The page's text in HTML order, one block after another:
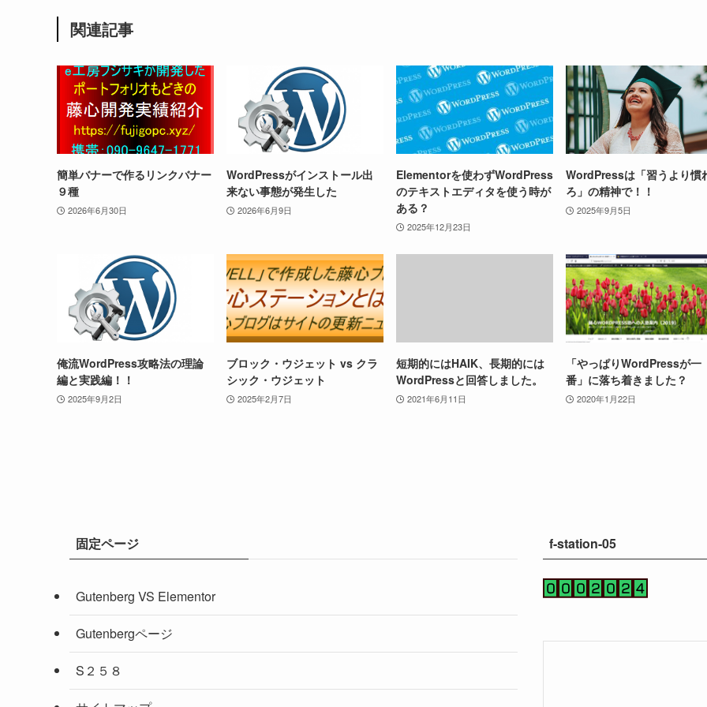
関連記事
簡単バナーで作るリンクバナー
９種
2026年6月30日
WordPressがインストール出
来ない事態が発生した
2026年6月9日
Elementorを使わずWordPress
のテキストエディタを使う時が
ある？
2025年12月23日
WordPressは「習うより慣
ろ」の精神で！！
2025年9月5日
俺流WordPress攻略法の理論
編と実践編！！
2025年9月2日
ブロック・ウジェット vs クラ
シック・ウジェット
2025年2月7日
短期的にはHAIK、長期的には
WordPressと回答しました。
2021年6月11日
「やっぱりWordPressが一
番」に落ち着きました？
2020年1月22日
固定ページ
Gutenberg VS Elementor
Gutenbergページ
S２５８
f-station-05